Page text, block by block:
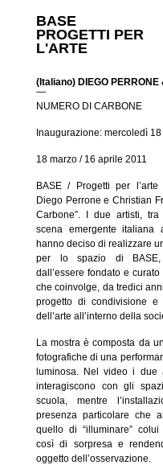
BASE
PROGETTI PER
L'ARTE
(Italiano) DIEGO PERRONE
—
NUMERO DI CARBONE
Inaugurazione: mercoledì
18 marzo / 16 aprile 2011
BASE / Progetti per
Diego Perrone e Christian
Carbone”. I due artisti,
scena emergente italiana
hanno deciso di realizzare
per lo spazio di BASE,
dall’essere fondato e
che coinvolge, da tredici
progetto di condivisione
dell’arte all’interno della
La mostra è composta da
fotografiche di una
luminosa. Nel video i due
interagiscono con gli
scuola, mentre
presenza particolare che
quello di “illuminare”
così di sorpresa e
oggetto dell’osservazione.